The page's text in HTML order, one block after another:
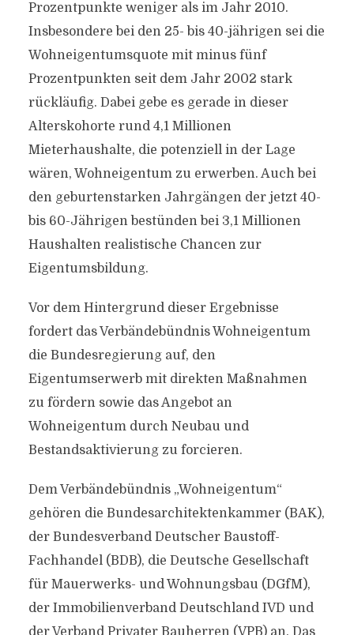
Prozentpunkte weniger als im Jahr 2010.
Insbesondere bei den 25- bis 40-jährigen sei die
Wohneigentumsquote mit minus fünf
Prozentpunkten seit dem Jahr 2002 stark
rückläufig. Dabei gebe es gerade in dieser
Alterskohorte rund 4,1 Millionen
Mieterhaushalte, die potenziell in der Lage
wären, Wohneigentum zu erwerben. Auch bei
den geburtenstarken Jahrgängen der jetzt 40-
bis 60-Jährigen bestünden bei 3,1 Millionen
Haushalten realistische Chancen zur
Eigentumsbildung.
Vor dem Hintergrund dieser Ergebnisse
fordert das Verbändebündnis Wohneigentum
die Bundesregierung auf, den
Eigentumserwerb mit direkten Maßnahmen
zu fördern sowie das Angebot an
Wohneigentum durch Neubau und
Bestandsaktivierung zu forcieren.
Dem Verbändebündnis „Wohneigentum“
gehören die Bundesarchitektenkammer (BAK),
der Bundesverband Deutscher Baustoff-
Fachhandel (BDB), die Deutsche Gesellschaft
für Mauerwerks- und Wohnungsbau (DGfM),
der Immobilienverband Deutschland IVD und
der Verband Privater Bauherren (VPB) an. Das